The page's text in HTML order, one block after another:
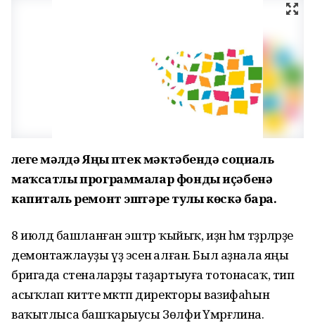
Әлеге мәлдә Яңы Әптек мәктәбендә социаль
маҡсатлы программалар фонды иҫәбенә
капиталь ремонт эштәре тулы көскә бара.
8 июлдә башланған эштәр ҡыйыҡ, иҙән һәм тәҙрәләрҙе
демонтажлауҙы үҙ эсенә алған. Был аҙнала яңы
бригада стеналарҙы таҙартыуға тотонасаҡ, тип
асыҡлап китте мәктәп директоры вазифаһын
ваҡытлыса башҡарыусы Зөлфиә Үмәрғәлина.